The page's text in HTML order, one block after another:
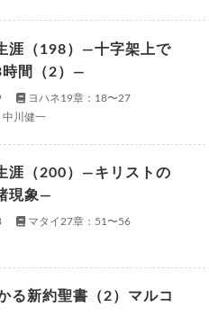
涯（198）—十字架上で
間（2）—
ヨハネ19章：18〜27
中川健一
涯（200）—キリストの
現象—
マタイ27章：51〜56
る新約聖書（2）マルコ